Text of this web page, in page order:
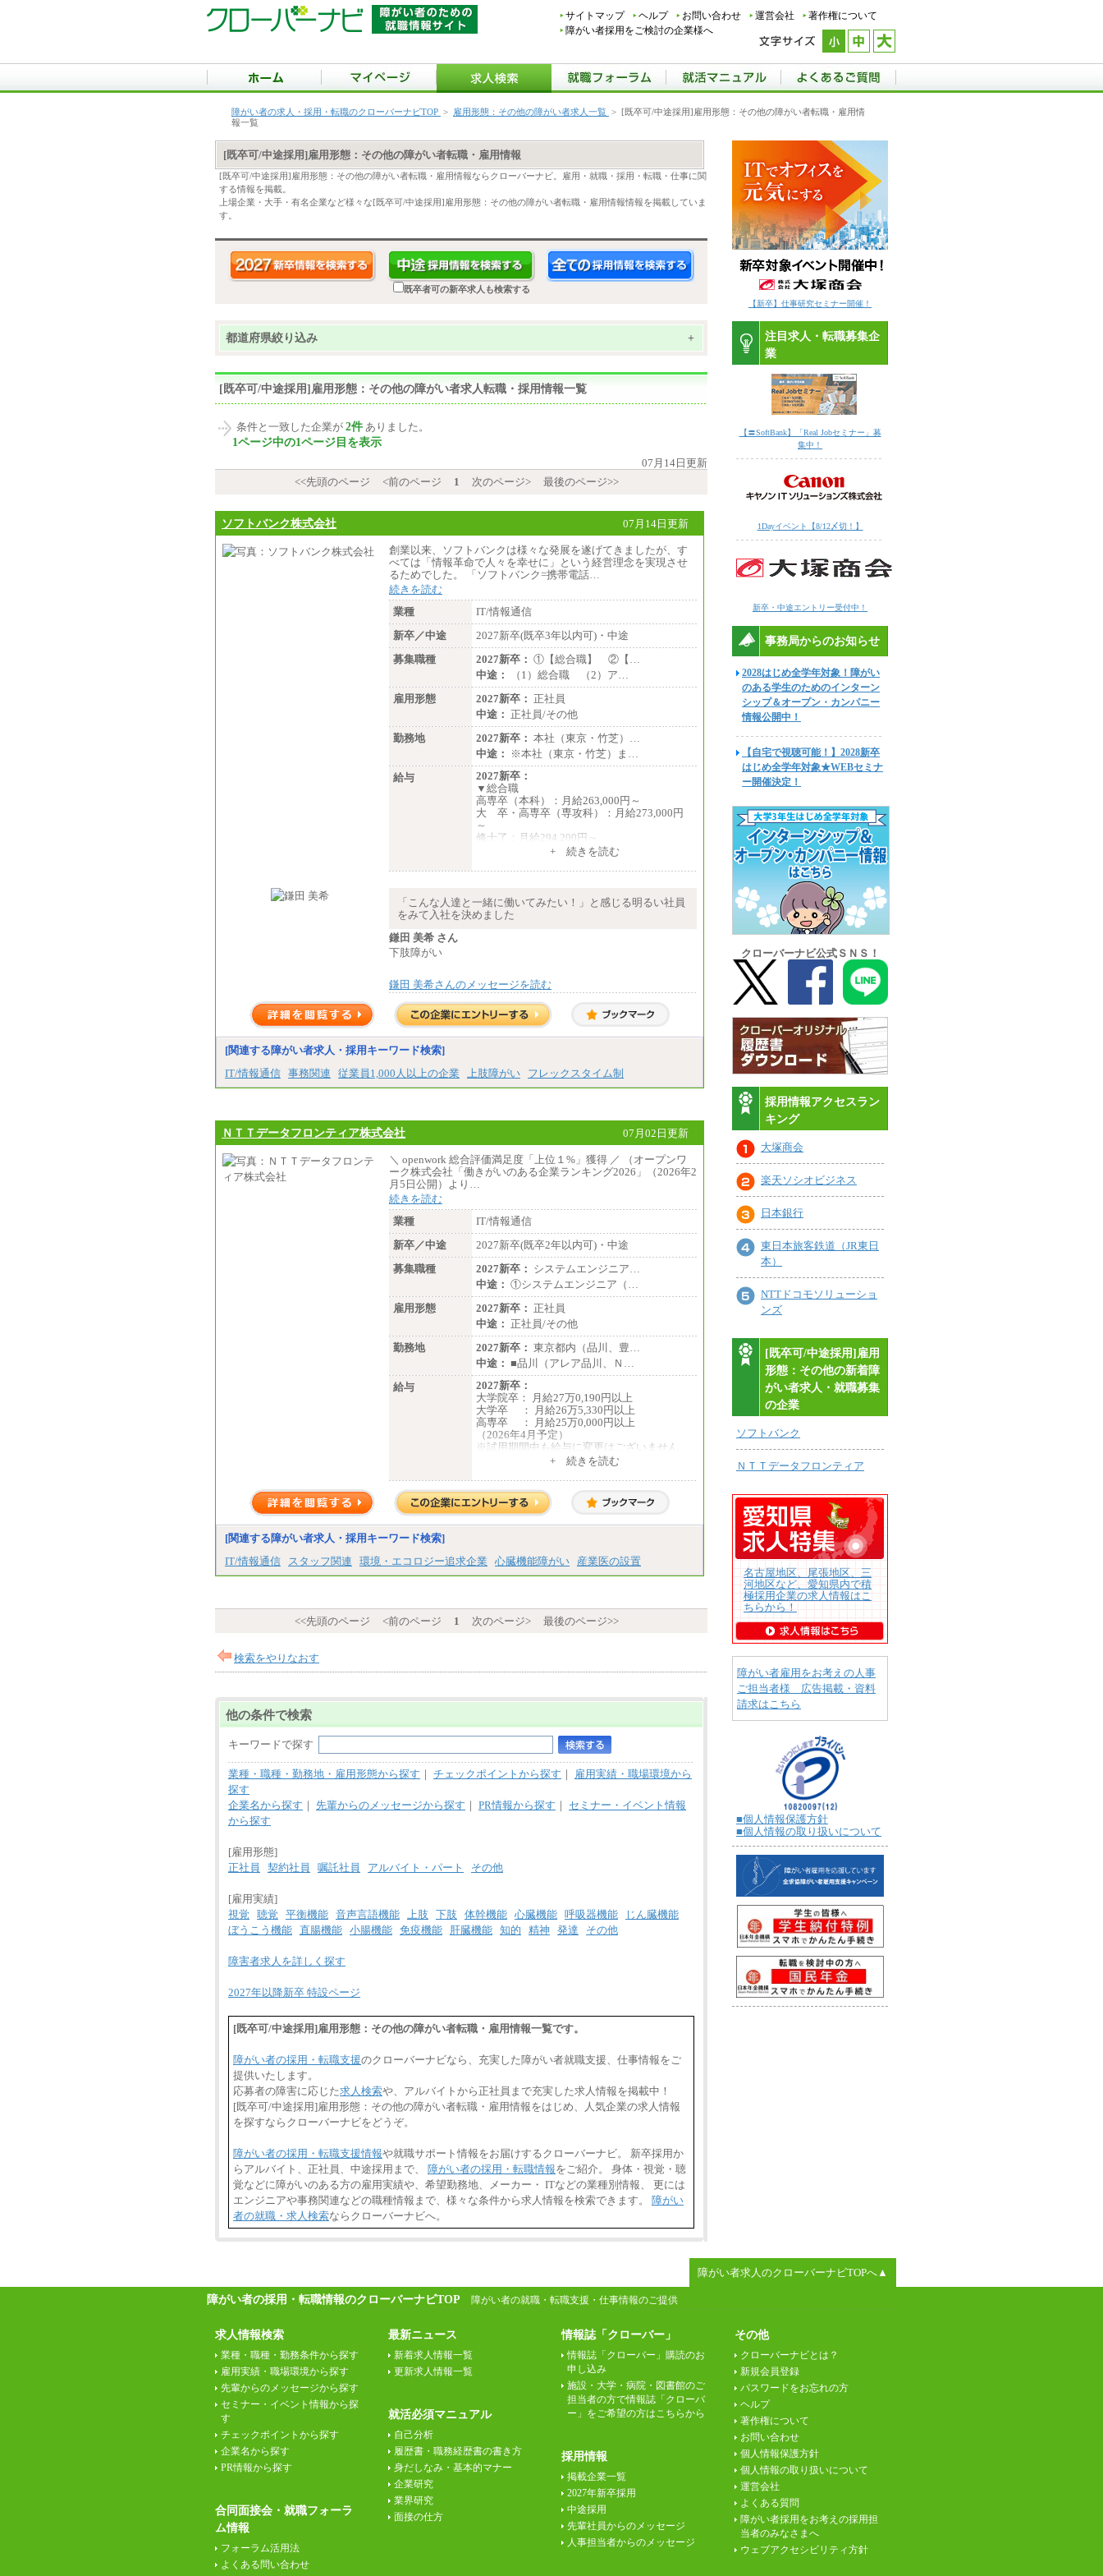
サイトマップ ヘルプ お問い合わせ 運営会社
著作権について
障がい者採用をご検討の企業様へ
障がい者の求人・採用・転職のクローバーナビTOP > 雇用形態：その他の障がい者求人一覧 > [既卒可/中途採用]雇用形態：その他の障がい者転職・雇用情
報一覧
[既卒可/中途採用]雇用形態：その他の障がい者転職・雇用情報
[既卒可/中途採用]雇用形態：その他の障がい者転職・雇用情報ならクローバーナビ。雇用・就職・採用・転職・仕事に関
する情報を掲載。
上場企業・大手・有名企業など様々な[既卒可/中途採用]雇用形態：その他の障がい者転職・雇用情報情報を掲載していま
す。
既卒者可の新卒求人も検索する
都道府県絞り込み +
[既卒可/中途採用]雇用形態：その他の障がい者求人転職・採用情報一覧
条件と一致した企業が 2件 ありました。
1ページ中の1ページ目を表示
07月14日更新
<<先頭のページ
<前のページ 1 次のページ> 最後のページ>>
ソフトバンク株式会社 07月14日更新
創業以来、ソフトバンクは様々な発展を遂げてきましたが、す
べては「情報革命で人々を幸せに」という経営理念を実現させ
るためでした。 「ソフトバンク=携帯電話…
続きを読む
業種
IT/情報通信
新卒／中途
2027新卒(既卒3年以内可)・中途
募集職種
2027新卒： ①【総合職】 ②【…
中途：
（1）総合職 （2）ア…
雇用形態
2027新卒： 正社員
中途： 正社員/その他
勤務地
2027新卒： 本社（東京・竹芝）…
中途：
※本社（東京・竹芝）ま…
給与
2027新卒：
▼総合職
高専卒（本科）：月給263,000円～
大 卒・高専卒（専攻科）：月給273,000円
～
修士了：月給294,200円～
博士了：月給304,800円～
※卓越した能力、高度な技術や実績をお持ち
揮できると認められる場合は、 上記の給与に
関わらず個別設定することがあります
※試用期間中も給与に変更はございません
中途：
基本月給／20万5000円以上(正社員・準社
※経験、能力を考慮の上、当社規定によ
+ 続きを読む
「こんな人達と一緒に働いてみたい！」と感じる明るい社員
をみて入社を決めました
鎌田 美希 さん
下肢障がい
鎌田 美希さんのメッセージを読む
[関連する障がい者求人・採用キーワード検索]
IT/情報通信 事務関連 従業員1,000人以上の企業 上肢障がい フレックスタイム制
ＮＴＴデータフロンティア株式会社 07月02日更新
＼ openwork 総合評価満足度「上位１%」獲得 ／ （オープンワ
ーク株式会社「働きがいのある企業ランキング2026」（2026年2
月5日公開）より…
続きを読む
業種
IT/情報通信
新卒／中途
2027新卒(既卒2年以内可)・中途
募集職種
2027新卒： システムエンジニア…
中途： ①システムエンジニア（…
雇用形態
2027新卒： 正社員
中途： 正社員/その他
勤務地
2027新卒： 東京都内（品川、豊…
中途： ■品川（アレア品川、Ｎ…
給与
2027新卒：
大学院卒： 月給27万0,190円以上
大学卒 ： 月給26万5,330円以上
高専卒 ： 月給25万0,000円以上
（2026年4月予定）
※試用期間中も給与に変更はございません
②月給：18万6,140円以上（諸手当含まず）
※試用期間中も給与に変更はございません
+ 続きを読む
[関連する障がい者求人・採用キーワード検索]
IT/情報通信
スタッフ関連 環境・エコロジー追求企業 心臓機能障がい 産業医の設置
<<先頭のページ <前のページ 1 次のページ> 最後のページ>>
検索をやりなおす
他の条件で検索
キーワードで探す
業種・職種・勤務地・雇用形態から探す ｜ チェックポイントから探す ｜ 雇用実績・職場環境から
探す
企業名から探す ｜ 先輩からのメッセージから探す ｜ PR情報から探す ｜ セミナー・イベント情報
から探す
[雇用形態]
正社員
契約社員 嘱託社員 アルバイト・パート その他
[雇用実績]
視覚
聴覚 平衡機能 音声言語機能 上肢 下肢 体幹機能 心臓機能 呼吸器機能
じん臓機能
ぼうこう機能 直腸機能 小腸機能 免疫機能 肝臓機能 知的 精神 発達 その他
障害者求人を詳しく探す
2027年以降新卒 特設ページ
[既卒可/中途採用]雇用形態：その他の障がい者転職・雇用情報一覧です。
障がい者の採用・転職支援のクローバーナビなら、充実した障がい者就職支援、仕事情報をご
提供いたします。
応募者の障害に応じた求人検索や、アルバイトから正社員まで充実した求人情報を掲載中！
[既卒可/中途採用]雇用形態：その他の障がい者転職・雇用情報をはじめ、人気企業の求人情報
を探すならクローバーナビをどうぞ。
障がい者の採用・転職支援情報や就職サポート情報をお届けするクローバーナビ。 新卒採用か
らアルバイト、正社員、中途採用まで、 障がい者の採用・転職情報をご紹介。 身体・視覚・聴
覚などに障がいのある方の雇用実績や、希望勤務地、メーカー・ ITなどの業種別情報、 更には
エンジニアや事務関連などの職種情報まで、様々な条件から求人情報を検索できます。 障がい
者の就職・求人検索ならクローバーナビへ。
【新卒】仕事研究セミナー開催！
注目求人・転職募集企
業
【〓SoftBank】「Real Jobセミナー」募
集中！
1Dayイベント【8/12〆切！】
新卒・中途エントリー受付中！
事務局からのお知らせ
2028はじめ全学年対象！障がい
のある学生のためのインターン
シップ＆オープン・カンパニー
情報公開中！
【自宅で視聴可能！】2028新卒
はじめ全学年対象★WEBセミナ
ー開催決定！
クローバーナビ公式ＳＮＳ！
採用情報アクセスラン
キング
大塚商会
楽天ソシオビジネス
日本銀行
東日本旅客鉄道（JR東日
本）
NTTドコモソリューショ
ンズ
[既卒可/中途採用]雇用
形態：その他の新着障
がい者求人・就職募集
の企業
ソフトバンク
ＮＴＴデータフロンティア
名古屋地区、尾張地区、三
河地区など、愛知県内で積
極採用企業の求人情報はこ
ちらから！
障がい者雇用をお考えの人事
ご担当者様 広告掲載・資料
請求はこちら
■個人情報保護方針
■個人情報の取り扱いについて
障がい者求人のクローバーナビTOPへ▲
障がい者の採用・転職情報のクローバーナビTOP 障がい者の就職・転職支援・仕事情報のご提供
求人情報検索
業種・職種・勤務条件から探す
雇用実績・職場環境から探す
先輩からのメッセージから探す
セミナー・イベント情報から探
す
チェックポイントから探す
企業名から探す
PR情報から探す
合同面接会・就職フォーラ
ム情報
フォーラム活用法
よくある問い合わせ
最新ニュース
新着求人情報一覧
更新求人情報一覧
就活必須マニュアル
自己分析
履歴書・職務経歴書の書き方
身だしなみ・基本的マナー
企業研究
業界研究
面接の仕方
情報誌「クローバー」
情報誌「クローバー」購読のお
申し込み
施設・大学・病院・図書館のご
担当者の方で情報誌「クローバ
ー」をご希望の方はこちらから
採用情報
掲載企業一覧
2027年新卒採用
中途採用
先輩社員からのメッセージ
人事担当者からのメッセージ
その他
クローバーナビとは？
新規会員登録
パスワードをお忘れの方
ヘルプ
著作権について
お問い合わせ
個人情報保護方針
個人情報の取り扱いについて
運営会社
よくある質問
障がい者採用をお考えの採用担
当者のみなさまへ
ウェブアクセシビリティ方針